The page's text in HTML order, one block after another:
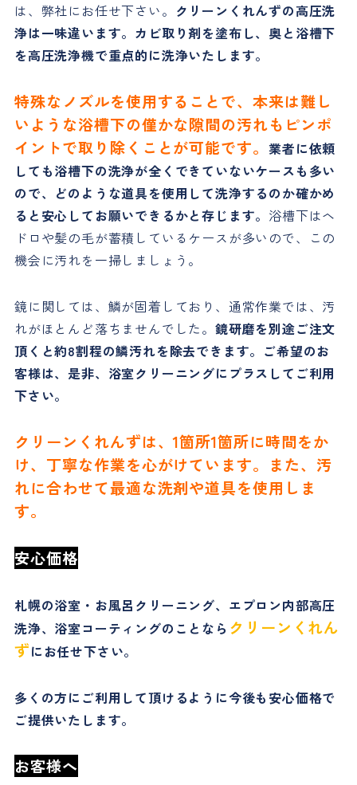
は、弊社にお任せ下さい。 クリーンくれんずの高圧洗
浄は一味違います。カビ取り剤を塗布し、奥と浴槽下
を高圧洗浄機で重点的に洗浄いたします。
特殊なノズルを使用することで、本来は難し
いような浴槽下の僅かな隙間の汚れもピンポ
イントで取り除くことが可能です。業者に依頼
しても浴槽下の洗浄が全くできていないケースも多い
ので、どのような道具を使用して洗浄するのか確かめ
ると安心してお願いできるかと存じます。 浴槽下はヘ
ドロや髪の毛が蓄積しているケースが多いので、この
機会に汚れを一掃しましょう。
鏡に関しては、鱗が固着しており、通常作業では、汚
れがほとんど落ちませんでした。 鏡研磨を別途ご注文
頂くと約8割程の鱗汚れを除去できます。ご希望のお
客様は、是非、浴室クリーニングにプラスしてご利用
下さい。
クリーンくれんずは、1箇所1箇所に時間をか
け、丁寧な作業を心がけています。また、汚
れに合わせて最適な洗剤や道具を使用しま
す。
安心価格
札幌の浴室・お風呂クリーニング、エプロン内部高圧
洗浄、浴室コーティングのことなら クリーンくれん
ずにお任せ下さい。
多くの方にご利用して頂けるように今後も安心価格で
ご提供いたします。
お客様へ